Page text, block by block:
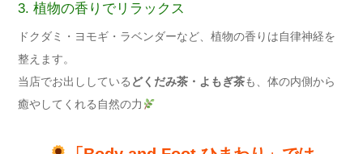
3. 植物の香りでリラックス
ドクダミ・ヨモギ・ラベンダーなど、植物の香りは自律神経を
整えます。
当店でお出ししている どくだみ茶・よもぎ茶も、体の内側から
癒やしてくれる自然の力